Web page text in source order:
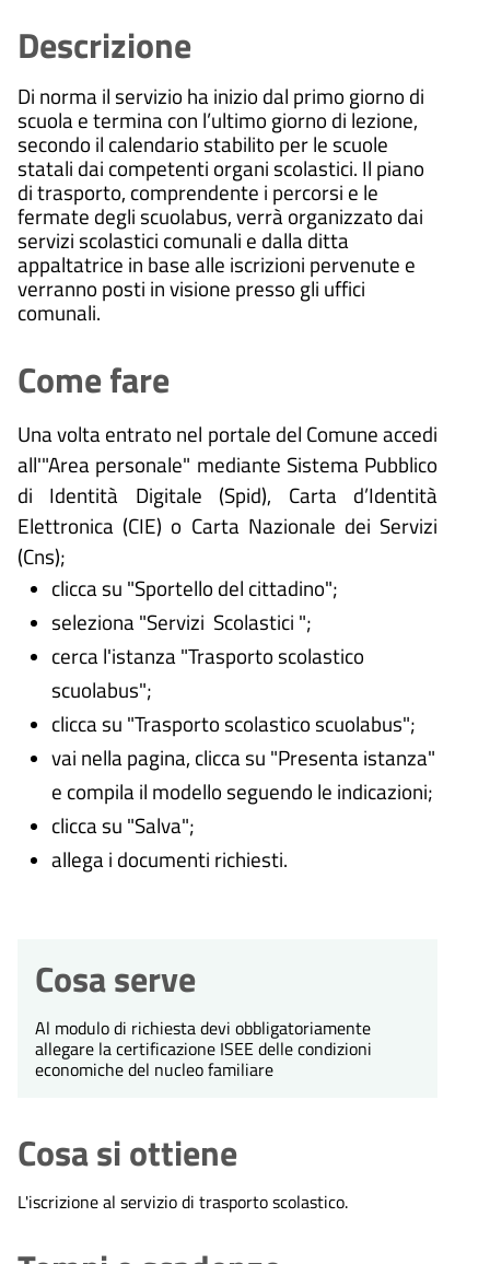
Descrizione
Di norma il servizio ha inizio dal primo giorno di
scuola e termina con l’ultimo giorno di lezione,
secondo il calendario stabilito per le scuole
statali dai competenti organi scolastici. Il piano
di trasporto, comprendente i percorsi e le
fermate degli scuolabus, verrà organizzato dai
servizi scolastici comunali e dalla ditta
appaltatrice in base alle iscrizioni pervenute e
verranno posti in visione presso gli uffici
comunali.
Come fare
Una volta entrato nel portale del Comune accedi
all'"Area personale" mediante Sistema Pubblico
di Identità Digitale (Spid), Carta d’Identità
Elettronica (CIE) o Carta Nazionale dei Servizi
(Cns);
clicca su "Sportello del cittadino";
seleziona "Servizi Scolastici ";
cerca l'istanza "Trasporto scolastico
scuolabus";
clicca su "Trasporto scolastico scuolabus";
vai nella pagina, clicca su "Presenta istanza"
e compila il modello seguendo le indicazioni;
clicca su "Salva";
allega i documenti richiesti.
Cosa serve
Al modulo di richiesta devi obbligatoriamente
allegare la certificazione ISEE delle condizioni
economiche del nucleo familiare
Cosa si ottiene
L'iscrizione al servizio di trasporto scolastico.